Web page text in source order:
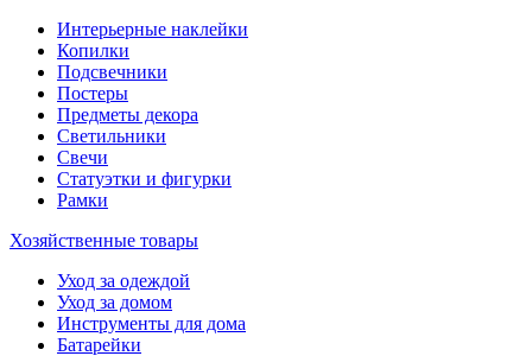
Интерьерные наклейки
Копилки
Подсвечники
Постеры
Предметы декора
Светильники
Свечи
Статуэтки и фигурки
Рамки
Хозяйственные товары
Уход за одеждой
Уход за домом
Инструменты для дома
Батарейки